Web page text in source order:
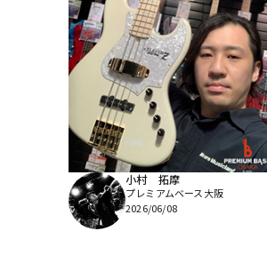
小村 拓摩
プレミアムベース大阪
2026/06/08